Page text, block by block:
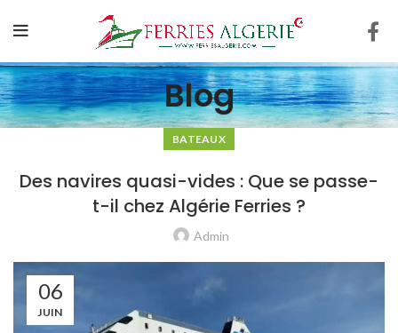
Blog
BATEAUX
Des navires quasi-vides : Que se passe-
t-il chez Algérie Ferries ?
Admin
06
JUIN